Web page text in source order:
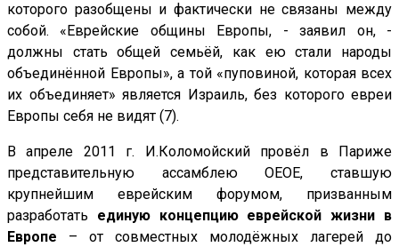
которого разобщены и фактически не связаны между
собой. «Еврейские общины Европы, - заявил он, -
должны стать общей семьёй, как ею стали народы
объединённой Европы», а той «пуповиной, которая всех
их объединяет» является Израиль, без которого евреи
Европы себя не видят (7).
В апреле 2011 г. И.Коломойский провёл в Париже
представительную ассамблею ОЕОЕ, ставшую
крупнейшим еврейским форумом, призванным
разработать единую концепцию еврейской жизни в
Европе – от совместных молодёжных лагерей до